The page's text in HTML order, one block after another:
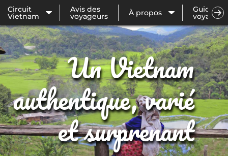
Circuit
Vietnam
Avis des
voyageurs À propos Guide de
voyage
Un Vietnam
authentique, varié
et surprenant